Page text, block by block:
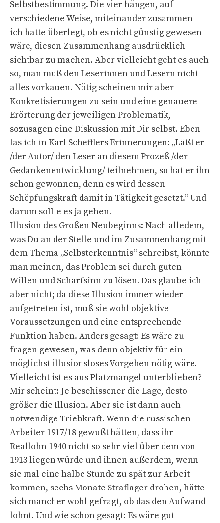
Selbstbestimmung. Die vier hängen, auf
verschiedene Weise, miteinander zusammen –
ich hatte überlegt, ob es nicht günstig gewesen
wäre, diesen Zusammenhang ausdrücklich
sichtbar zu machen. Aber vielleicht geht es auch
so, man muß den Leserinnen und Lesern nicht
alles vorkauen. Nötig scheinen mir aber
Konkretisierungen zu sein und eine genauere
Erörterung der jeweiligen Problematik,
sozusagen eine Diskussion mit Dir selbst. Eben
las ich in Karl Schefflers Erinnerungen: „Läßt er
/der Autor/ den Leser an diesem Prozeß /der
Gedankenentwicklung/ teilnehmen, so hat er ihn
schon gewonnen, denn es wird dessen
Schöpfungskraft damit in Tätigkeit gesetzt.“ Und
darum sollte es ja gehen.
Illusion des Großen Neubeginns: Nach alledem,
was Du an der Stelle und im Zusammenhang mit
dem Thema „Selbsterkenntnis“ schreibst, könnte
man meinen, das Problem sei durch guten
Willen und Scharfsinn zu lösen. Das glaube ich
aber nicht; da diese Illusion immer wieder
aufgetreten ist, muß sie wohl objektive
Voraussetzungen und eine entsprechende
Funktion haben. Anders gesagt: Es wäre zu
fragen gewesen, was denn objektiv für ein
möglichst illusionsloses Vorgehen nötig wäre.
Vielleicht ist es aus Platzmangel unterblieben?
Mir scheint: Je beschissener die Lage, desto
größer die Illusion. Aber sie ist dann auch
notwendige Triebkraft. Wenn die russischen
Arbeiter 1917/18 gewußt hätten, dass ihr
Reallohn 1940 nicht so sehr viel über dem von
1913 liegen würde und ihnen außerdem, wenn
sie mal eine halbe Stunde zu spät zur Arbeit
kommen, sechs Monate Straflager drohen, hätte
sich mancher wohl gefragt, ob das den Aufwand
lohnt. Und wie schon gesagt: Es wäre gut